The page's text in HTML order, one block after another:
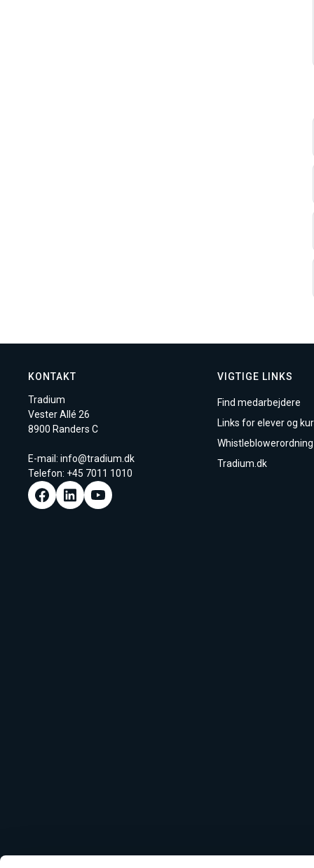
KONTAKT
Tradium
Vester Allé 26
8900 Randers C
E-mail: info@tradium.dk
Telefon: +45 7011 1010
VIGTIGE LINKS
Find medarbejdere
Links for elever og
Whistleblowerordning
Tradium.dk